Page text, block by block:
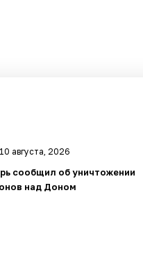
августа, 2026
сообщил об уничтожении
над Доном